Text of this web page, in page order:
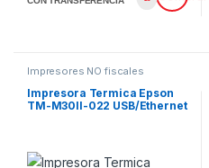
Impresores NO fiscales
Impresora Termica Epson
TM-M30II-022 USB/Ethernet